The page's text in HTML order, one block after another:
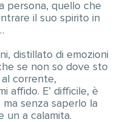
persona, quello che
il suo spirito in
distillato di emozioni
se non so dove sto
corrente,
affido. E’ difficile, è
senza saperlo la
un a calamita.